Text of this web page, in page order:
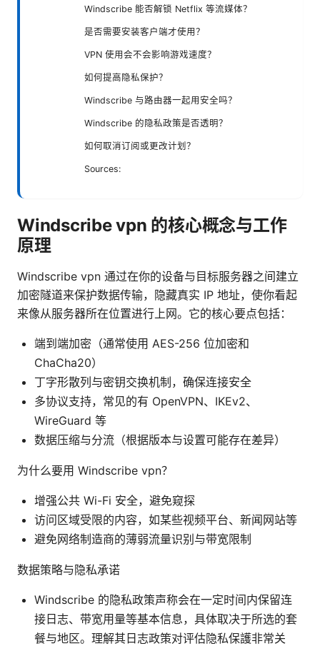
Windscribe 能否解锁 Netflix 等流媒体？
是否需要安装客户端才使用？
VPN 使用会不会影响游戏速度？
如何提高隐私保护？
Windscribe 与路由器一起用安全吗？
Windscribe 的隐私政策是否透明？
如何取消订阅或更改计划？
Sources:
Windscribe vpn 的核心概念与工作
原理
Windscribe vpn 通过在你的设备与目标服务器之间建立
加密隧道来保护数据传输，隐藏真实 IP 地址，使你看起
来像从服务器所在位置进行上网。它的核心要点包括：
端到端加密（通常使用 AES-256 位加密和
ChaCha20）
丁字形散列与密钥交换机制，确保连接安全
多协议支持，常见的有 OpenVPN、IKEv2、
WireGuard 等
数据压缩与分流（根据版本与设置可能存在差异）
为什么要用 Windscribe vpn？
增强公共 Wi-Fi 安全，避免窥探
访问区域受限的内容，如某些视频平台、新闻网站等
避免网络制造商的薄弱流量识别与带宽限制
数据策略与隐私承诺
Windscribe 的隐私政策声称会在一定时间内保留连
接日志、带宽用量等基本信息，具体取决于所选的套
餐与地区。理解其日志政策对评估隐私保護非常关